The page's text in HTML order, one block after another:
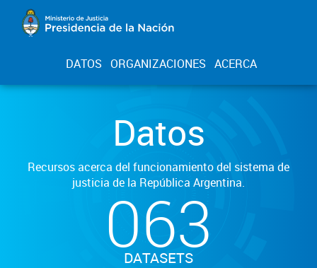
DATOS ORGANIZACIONES ACERCA
Datos
Recursos acerca del funcionamiento del sistema de
justicia de la República Argentina.
063
DATASETS